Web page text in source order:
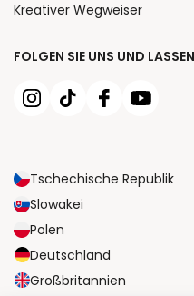
FOLGEN SIE UNS UND
Tschechische Republik
Slowakei
Polen
Deutschland
Großbritannien
Kreativer Wegweiser